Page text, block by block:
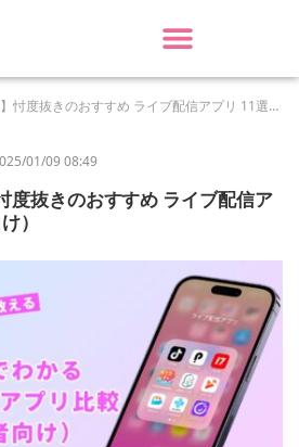
抜きのおすすめ ライブ配信アプリ 11選（配信者向け）
01/09 08:49
度抜きのおすすめ ライブ配信ア
）